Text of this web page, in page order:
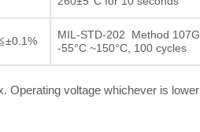
≦±0.1%
MIL-STD-202 Method 107G
-55°C ~150°C, 100 cycles
Operating voltage whichever is lower